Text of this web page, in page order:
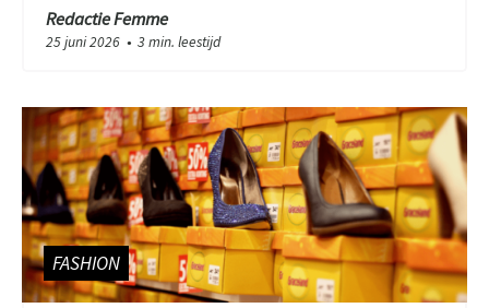
Redactie Femme
25 juni 2026 ● 3 min. leestijd
FASHION